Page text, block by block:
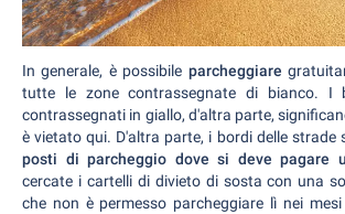
In generale, è possibile parcheggiare
tutte le zone contrassegnate di bianco. I
contrassegnati in giallo, d'altra parte,
è vietato qui. D'altra parte, i bordi delle strade
posti di parcheggio dove si deve pagare
cercate i cartelli di divieto di sosta con una
che non è permesso parcheggiare lì nei mesi